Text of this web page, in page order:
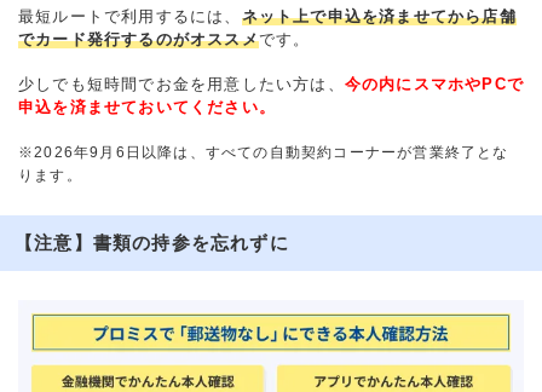
最短ルートで利用するには、 ネット上で申込を済ませてから店舗
でカード発行するのがオススメです。
少しでも短時間でお金を用意したい方は、 今の内にスマホやPCで
申込を済ませておいてください。
※2026年9月6日以降は、すべての自動契約コーナーが営業終了とな
ります。
【注意】書類の持参を忘れずに